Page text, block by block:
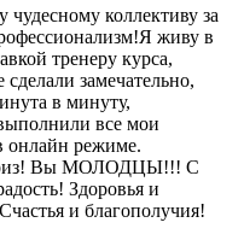
коллективу за
живу в
тренеру курса,
замечательно,
в минуту,
все мои
онлайн режиме.
Вы МОЛОДЦЫ!!! С
Здоровья и
и благополучия!